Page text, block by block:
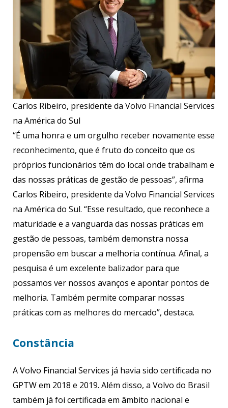
Carlos Ribeiro, presidente da Volvo Financial Services
na América do Sul
“É uma honra e um orgulho receber novamente esse
reconhecimento, que é fruto do conceito que os
próprios funcionários têm do local onde trabalham e
das nossas práticas de gestão de pessoas”, afirma
Carlos Ribeiro, presidente da Volvo Financial Services
na América do Sul. “Esse resultado, que reconhece a
maturidade e a vanguarda das nossas práticas em
gestão de pessoas, também demonstra nossa
propensão em buscar a melhoria contínua. Afinal, a
pesquisa é um excelente balizador para que
possamos ver nossos avanços e apontar pontos de
melhoria. Também permite comparar nossas
práticas com as melhores do mercado”, destaca.
Constância
A Volvo Financial Services já havia sido certificada no
GPTW em 2018 e 2019. Além disso, a Volvo do Brasil
também já foi certificada em âmbito nacional e